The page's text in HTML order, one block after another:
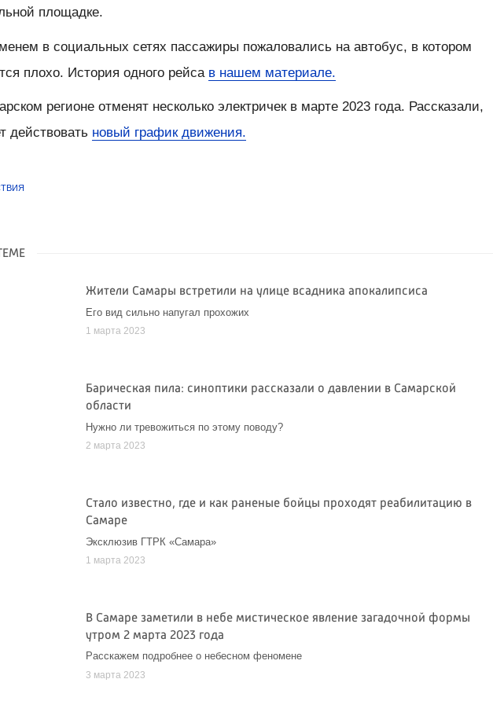
площадке.
в социальных сетях пассажиры пожаловались на автобус, в котором
плохо. История одного рейса в нашем материале.
регионе отменят несколько электричек в марте 2023 года. Рассказали,
действовать новый график движения.
Жители Самары встретили на улице всадника апокалипсиса
Его вид сильно напугал прохожих
1 марта 2023
Барическая пила: синоптики рассказали о давлении в Самарской
области
Нужно ли тревожиться по этому поводу?
2 марта 2023
Стало известно, где и как раненые бойцы проходят реабилитацию в
Самаре
Эксклюзив ГТРК «Самара»
1 марта 2023
В Самаре заметили в небе мистическое явление загадочной формы
утром 2 марта 2023 года
Расскажем подробнее о небесном феномене
3 марта 2023